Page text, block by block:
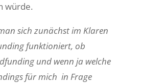
würde.
sich zunächst im Klaren
funktioniert, ob
und wenn ja welche
für mich in Frage